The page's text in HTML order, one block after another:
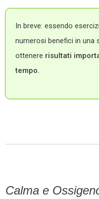
In breve: essendo
numerosi benefici in una
ottenere risultati
tempo.
Calma e